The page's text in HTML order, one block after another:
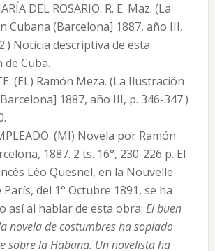
DEL ROSARIO. R. E. Maz. (La
Cubana (Barcelona] 1887, año III,
Noticia descriptiva de esta
de Cuba.
(EL) Ramón Meza. (La Ilustración
1887, año III, p. 346-347.)
(MI) Novela por Ramón
1887. 2 ts. 16°, 230-226 p. El
Léo Quesnel, en la Nouvelle
París, del 1° Octubre 1891, se ha
así al hablar de esta obra: El buen
novela de costumbres ha soplado
sobre la Habana. Un novelista ha